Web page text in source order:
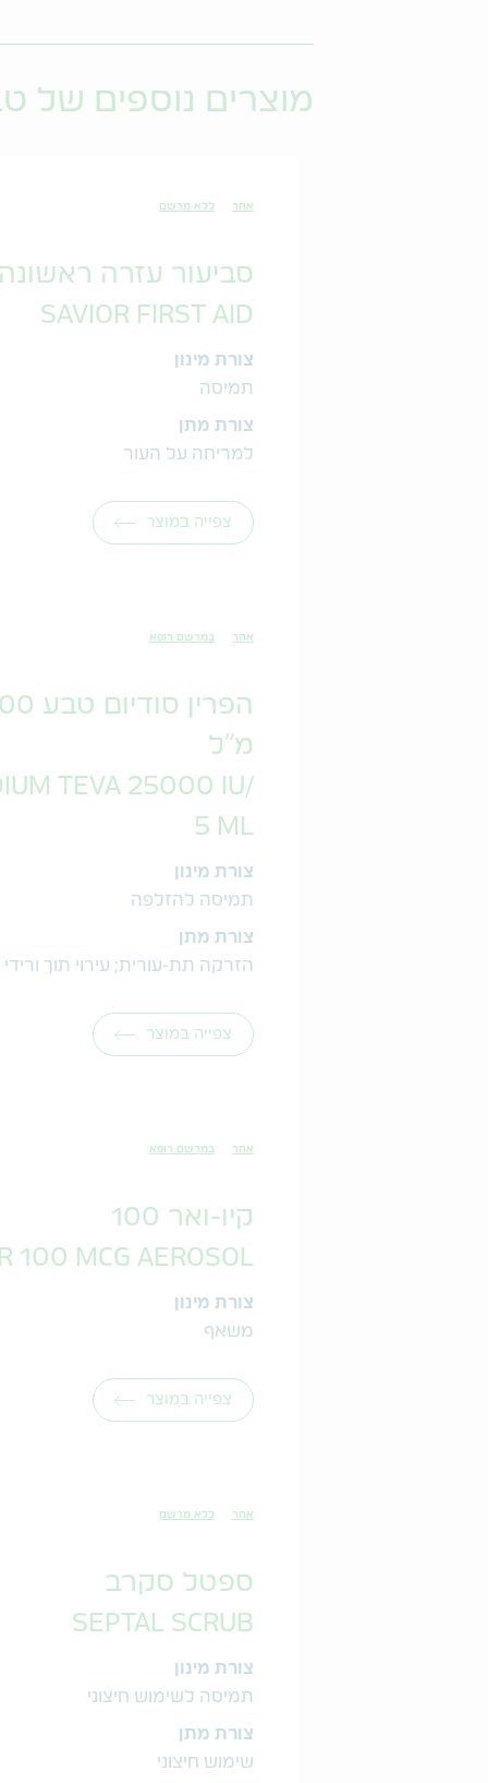
מוצרים נוספים של
אחר ללא מרשם
סביעור עזרה
SAVIOR FIRST AID
צורת מינון
תמיסה
צורת מתן
למריחה על העור
צפייה במוצר
אחר במרשם רופא
מ"ל
TEVA 25000 IU/
5 ML
צורת מינון
תמיסה להזלפה
צורת מתן
הזרקה תת-עורית; עירוי תוך ורידי
צפייה במוצר
אחר במרשם רופא
קיו-ואר 100
100 MCG AEROSOL
צורת מינון
משאף
צפייה במוצר
אחר ללא מרשם
ספטל סקרב
SEPTAL SCRUB
צורת מינון
תמיסה לשימוש חיצוני
צורת מתן
שימוש חיצוני